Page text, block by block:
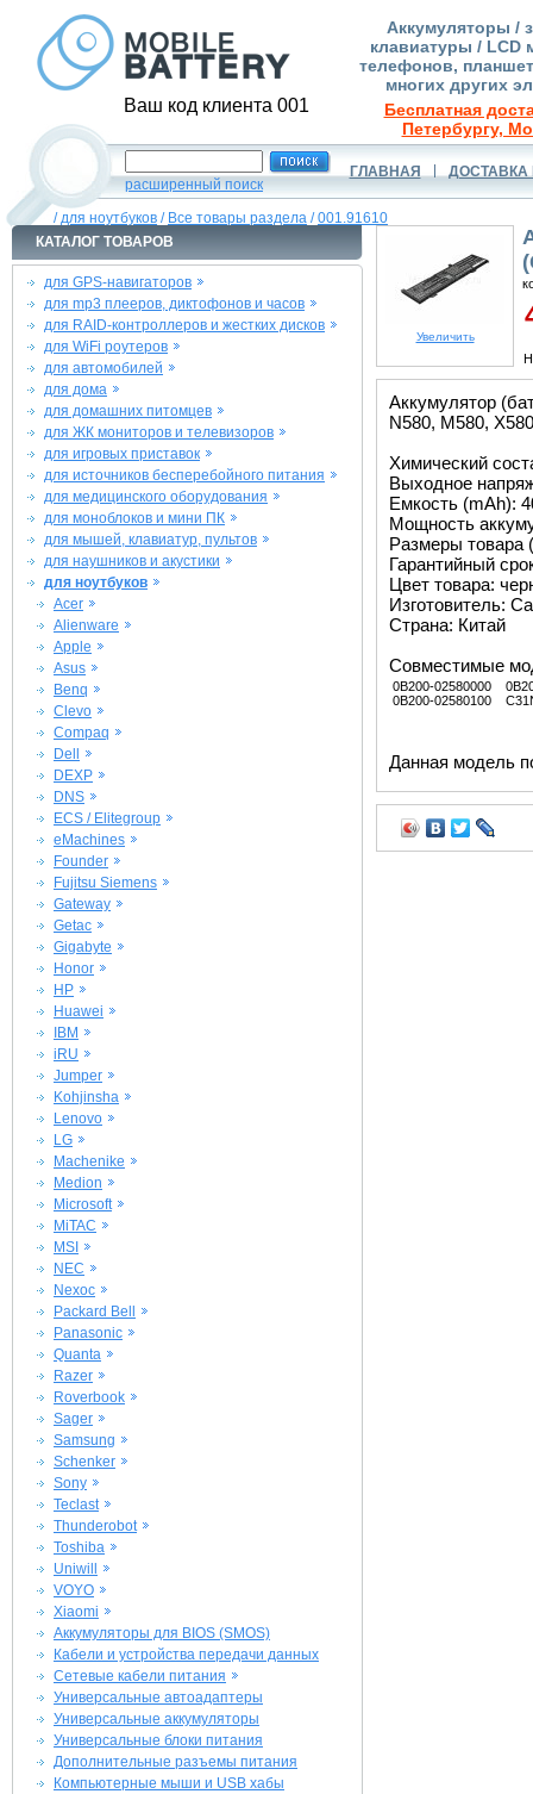
Ваш код клиента 001
Аккумуляторы /
клавиатуры / LCD
телефонов,
многих других
Бесплатная
Петербургу,
расширенный поиск
ГЛАВНАЯ ДОСТАВКА
/для ноутбуков / Все товары раздела /001.91610
КАТАЛОГ ТОВАРОВ
для GPS-навигаторов
для mp3 плееров, диктофонов и часов
для RAID-контроллеров и жестких дисков
для WiFi роутеров
для автомобилей
для дома
для домашних питомцев
для ЖК мониторов и телевизоров
для игровых приставок
для источников бесперебойного питания
для медицинского оборудования
для моноблоков и мини ПК
для мышей, клавиатур, пультов
для наушников и акустики
для ноутбуков
Acer
Alienware
Apple
Asus
Benq
Clevo
Compaq
Dell
DEXP
DNS
ECS / Elitegroup
eMachines
Founder
Fujitsu Siemens
Gateway
Getac
Gigabyte
Honor
HP
Huawei
IBM
iRU
Jumper
Kohjinsha
Lenovo
LG
Machenike
Medion
Microsoft
MiTAC
MSI
NEC
Nexoc
Packard Bell
Panasonic
Quanta
Razer
Roverbook
Sager
Samsung
Schenker
Sony
Teclast
Thunderobot
Toshiba
Uniwill
VOYO
Xiaomi
Аккумуляторы для BIOS (SMOS)
Кабели и устройства передачи данных
Сетевые кабели питания
Универсальные автоадаптеры
Универсальные аккумуляторы
Универсальные блоки питания
Дополнительные разъемы питания
Компьютерные мыши и USB хабы
Увеличить
Аккумулятор
N580, M580,
Химический
Выходное
Емкость (mAh):
Мощность
Размеры товара
Гарантийный
Цвет товара:
Изготовитель:
Страна: Китай
Совместимые
0B200-02580000
0B200-02580100
Данная модель